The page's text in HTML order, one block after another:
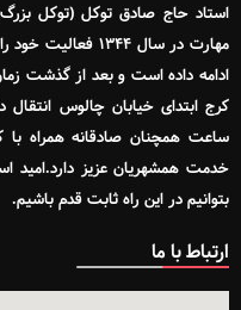
استاد حاج صادق توکل (توکل
مهارت در سال
ادامه داده است و بعد از گذشت
کرج ابتدای خیابان چالوس
ساعت همچنان صادقانه همراه
خدمت همشهریان عزیز دارد.امید
بتوانیم در این راه ثابت قدم باشیم.
ارتباط با ما